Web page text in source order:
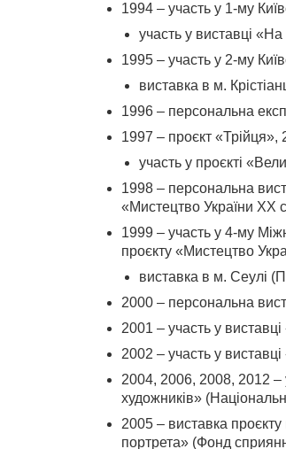
1994 – участь у 1-му
участь у виставці
1995 – участь у 2-му
виставка в м.
1996 – персональна
1997 – проєкт
участь у проєкті
1998 – персональна
«Мистецтво України ХХ
1999 – участь у 4-му
проєкту «Мистецтво
виставка в м. Сеулі
2000 – персональна
2001 – участь у
2002 – участь у
2004, 2006, 2008, 2012 –
художників»
2005 – виставка
портрета» (Фонд